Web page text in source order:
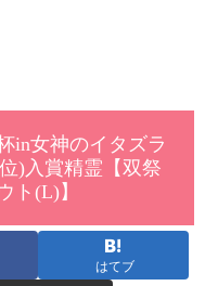
in女神のイタズラ
)入賞精霊【双祭
ト(L)】
はてブ